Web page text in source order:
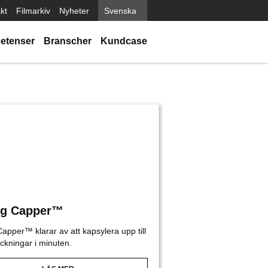
Filmarkiv Nyheter Svenska
Branscher Kundcase
Capper™
klarar av att kapsylera upp till
i minuten.